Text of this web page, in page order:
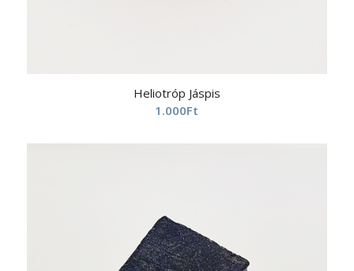
Heliotróp Jáspis
1.000Ft